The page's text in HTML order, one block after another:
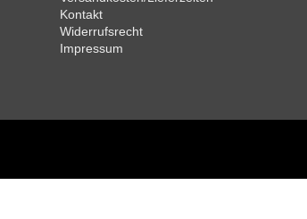
Kontakt
Widerrufsrecht
Impressum